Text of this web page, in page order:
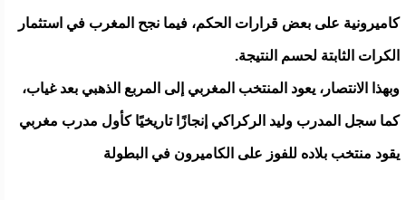
كاميرونية على بعض قرارات الحكم، فيما نجح المغرب في استثمار
الكرات الثابتة لحسم النتيجة.
وبهذا الانتصار، يعود المنتخب المغربي إلى المربع الذهبي بعد غياب،
كما سجل المدرب وليد الركراكي إنجازًا تاريخيًا كأول مدرب مغربي
يقود منتخب بلاده للفوز على الكاميرون في البطولة